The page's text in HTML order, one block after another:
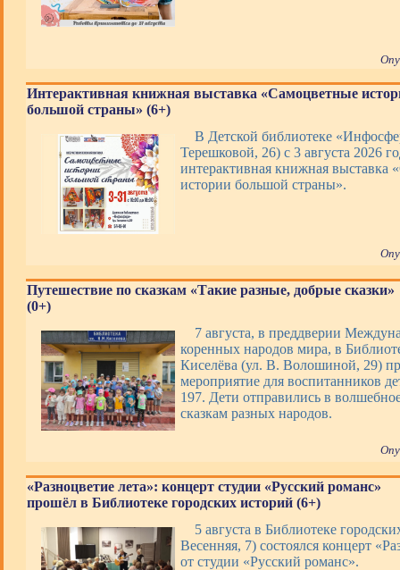
Интерактивная книжная выставка «Самоцветные
большой страны» (6+)
В Детской библиотеке
Терешковой, 26) с 3 августа 2026
интерактивная книжная выставка
истории большой страны».
Путешествие по сказкам «Такие разные, добрые сказки»
(0+)
7 августа, в преддверии
коренных народов мира, в
Киселёва (ул. В. Волошиной, 29)
мероприятие для воспитанников
197. Дети отправились в
сказкам разных народов.
«Разноцветие лета»: концерт студии «Русский романс»
прошёл в Библиотеке городских историй (6+)
5 августа в Библиотеке
Весенняя, 7) состоялся концерт
от студии «Русский романс».